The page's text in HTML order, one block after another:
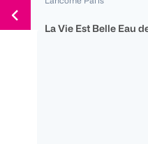
150 Ös
300 Ös
500 Ös
Weiter
zum
La Vie Est Belle Eau